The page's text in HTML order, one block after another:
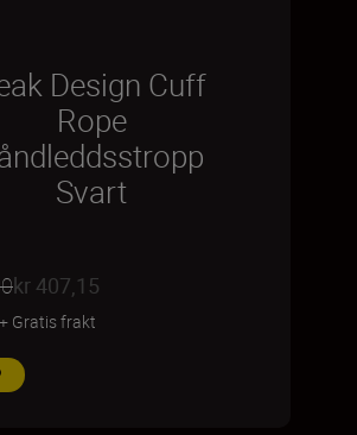
Design Cuff
Rope
Svart
kr 407,15
+ Gratis frakt